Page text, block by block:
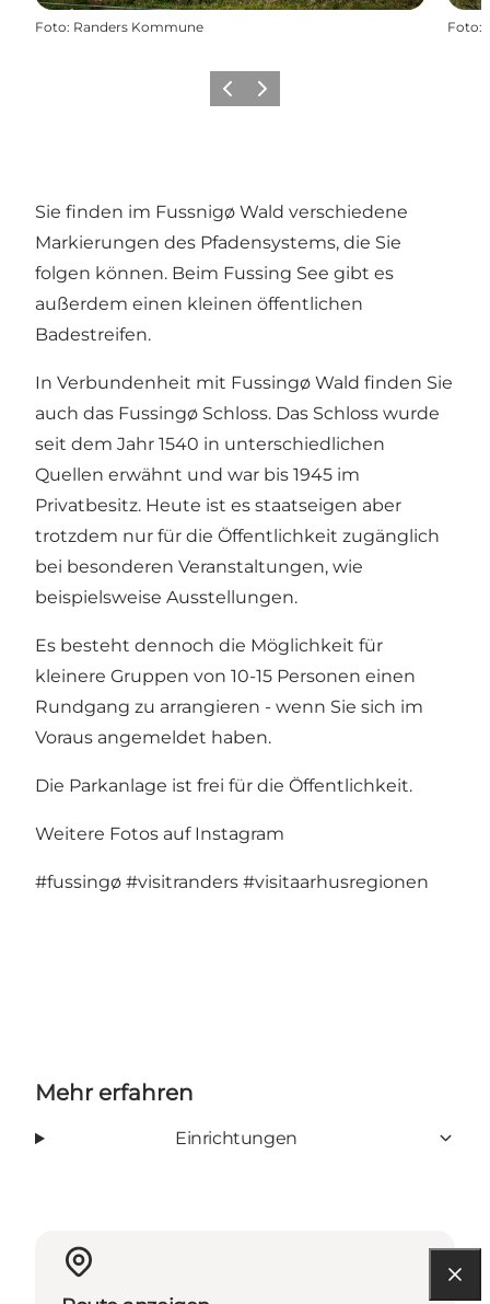
Foto: Randers Kommune Foto:
ZurückWeiter
Sie finden im Fussnigø Wald verschiedene
Markierungen des Pfadensystems, die Sie
folgen können. Beim Fussing See gibt es
außerdem einen kleinen öffentlichen
Badestreifen.
In Verbundenheit mit Fussingø Wald finden Sie
auch das Fussingø Schloss. Das Schloss wurde
seit dem Jahr 1540 in unterschiedlichen
Quellen erwähnt und war bis 1945 im
Privatbesitz. Heute ist es staatseigen aber
trotzdem nur für die Öffentlichkeit zugänglich
bei besonderen Veranstaltungen, wie
beispielsweise Ausstellungen.
Es besteht dennoch die Möglichkeit für
kleinere Gruppen von 10-15 Personen einen
Rundgang zu arrangieren - wenn Sie sich im
Voraus angemeldet haben.
Die Parkanlage ist frei für die Öffentlichkeit.
Weitere Fotos auf Instagram
#fussingø #visitranders #visitaarhusregionen
Mehr erfahren
Einrichtungen